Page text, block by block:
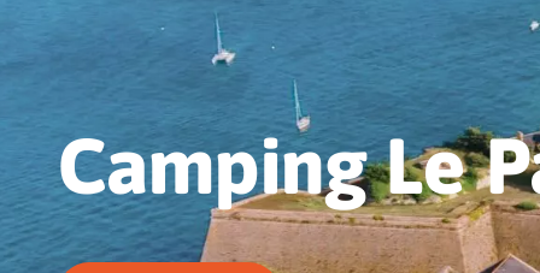
Camping Mulhouse
Camping Munster
Camping Aquitaine
Camping Dordogne
Camping Carsac-Aillac
Camping Les Eyzies-de-Tayac-Sireuil
Camping Sarlat
Camping Gironde
Camping Le